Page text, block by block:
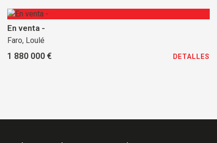
En venta -
Faro, Loulé
1 880 000 € DETALLES